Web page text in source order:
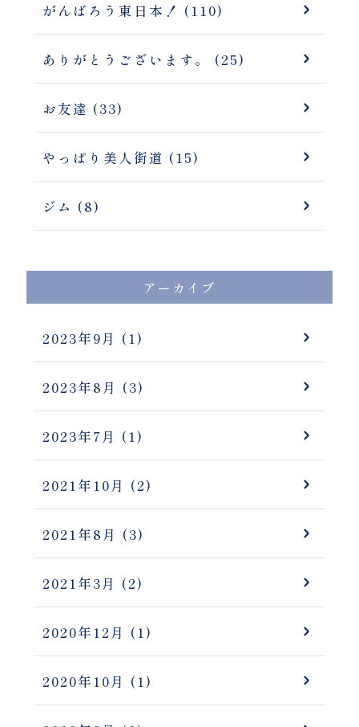
がんばろう東日本！ (110)
ありがとうございます。 (25)
お友達 (33)
やっぱり美人街道 (15)
ジム (8)
アーカイブ
2023年9月 (1)
2023年8月 (3)
2023年7月 (1)
2021年10月 (2)
2021年8月 (3)
2021年3月 (2)
2020年12月 (1)
2020年10月 (1)